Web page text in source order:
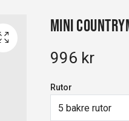
Mini
996 kr
Rutor
5 bakre rutor